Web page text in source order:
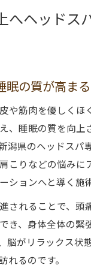
へヘッドス
眠の質が高ま
や筋肉を優しくほ
、睡眠の質を向上
潟県のヘッドスパ
こりなどの悩みに
ションへと導く施
されることで、頭
き、身体全体の緊
脳がリラックス状
れるのです。